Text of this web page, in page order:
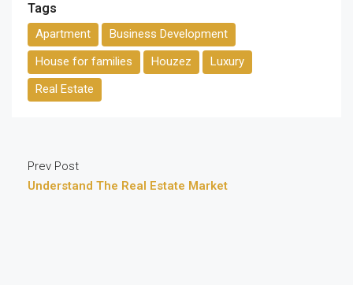
Tags
Apartment
Business Development
House for families
Houzez
Luxury
Real Estate
Prev Post
Understand The Real Estate Market